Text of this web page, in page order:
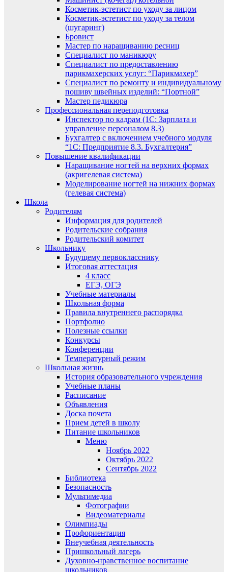
Косметик-эстетист по уходу за лицом
Косметик-эстетист по уходу за телом
(шугаринг)
Бровист
Мастер по наращиванию ресниц
Специалист по маникюру
Специалист по предоставлению
парикмахерских услуг: “Парикмахер”
Специалист по ремонту и индивидуальному
пошиву швейных изделий: “Портной”
Мастер педикюра
Профессиональная переподготовка
Инспектор по кадрам (1С: Зарплата и
управление персоналом 8.3)
Бухгалтер с включением учебного модуля
“1С: Предприятие 8.3. Бухгалтерия”
Повышение квалификации
Наращивание ногтей на верхних формах
(акригелевая система)
Моделирование ногтей на нижних формах
(гелевая система)
Школа
Родителям
Информация для родителей
Родительские собрания
Родительский комитет
Школьнику
Будущему первокласснику
Итоговая аттестация
4 класс
ЕГЭ, ОГЭ
Учебные материалы
Школьная форма
Правила внутреннего распорядка
Портфолио
Полезные ссылки
Конкурсы
Конференции
Температурный режим
Школьная жизнь
История образовательного учреждения
Учебные планы
Расписание
Объявления
Доска почета
Прием детей в школу
Питание школьников
Меню
Ноябрь 2022
Октябрь 2022
Сентябрь 2022
Библиотека
Безопасность
Мультимедиа
Фотографии
Видеоматериалы
Олимпиады
Профориентация
Внеучебная деятельность
Пришкольный лагерь
Духовно-нравственное воспитание
школьников